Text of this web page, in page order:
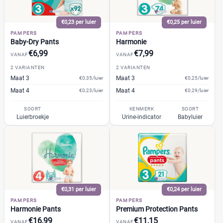
Bebino
(3)
Bumblies
Confy
Dodot (9)
Dotties (2)
GhaZoo (2)
Kruidvat
Libero
Lillydoo
(2)
Magics
Mamia
+26 meer
Prijs per luier
€
% %
€
€0,23 per luier
PAMPERS
Baby-Dry Pants
VANAF€6,99
2 VARIANTEN
Maat 3 €0,35/luier
Maat 4 €0,23/luier
SOORT
Luierbroekje
€0,25 per luier
PAMPERS
Harmonie
VANAF€7,99
2 VARIANTEN
Maat 3 €0,25/luier
Maat 4 €0,29/luier
KENMERK
Urine-indicator
SOORT
Babyluier
€0,31 per luier
PAMPERS
Harmonie Pants
VANAF€16,99
€0,24 per luier
PAMPERS
Premium Protection Pants
VANAF€11,15